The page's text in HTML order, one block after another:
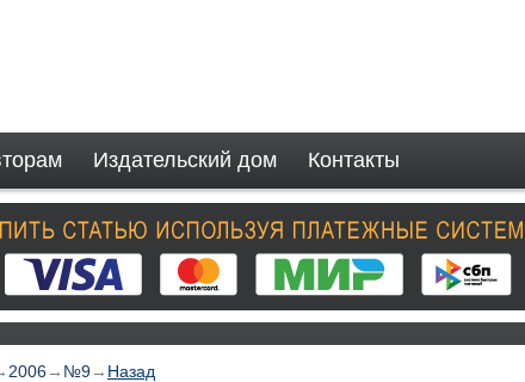
Издательский дом Контакты
2006→ №9→ Назад